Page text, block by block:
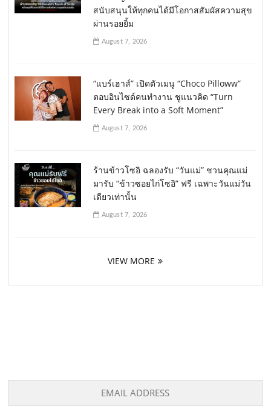
สนับสนุนให้ทุกคนได้มีโอกาสสัมผัสความสุข
ผ่านรอยยิ้ม
August 7, 2026
“แบร์เฮาส์” เปิดตัวเมนู “Choco Pilloww”
ตอบอินไซด์คนทำงาน ชูแนวคิด “Turn
Every Break into a Soft Moment”
August 7, 2026
ร้านข้าวโซอิ ฉลองรับ “วันแม่” ชวนคุณแม่
มารับ “ข้าวซอยไก่โซอิ” ฟรี เฉพาะวันแม่วัน
เดียวเท่านั้น
August 7, 2026
VIEW MORE